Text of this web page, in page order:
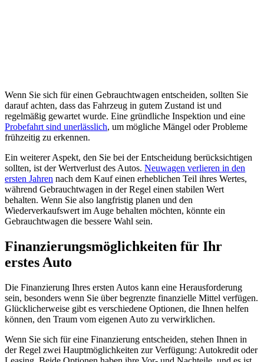
Wenn Sie sich für einen Gebrauchtwagen entscheiden, sollten Sie
darauf achten, dass das Fahrzeug in gutem Zustand ist und
regelmäßig gewartet wurde. Eine gründliche Inspektion und eine
Probefahrt sind unerlässlich, um mögliche Mängel oder Probleme
frühzeitig zu erkennen.
Ein weiterer Aspekt, den Sie bei der Entscheidung berücksichtigen
sollten, ist der Wertverlust des Autos. Neuwagen verlieren in den
ersten Jahren nach dem Kauf einen erheblichen Teil ihres Wertes,
während Gebrauchtwagen in der Regel einen stabilen Wert
behalten. Wenn Sie also langfristig planen und den
Wiederverkaufswert im Auge behalten möchten, könnte ein
Gebrauchtwagen die bessere Wahl sein.
Finanzierungsmöglichkeiten für Ihr
erstes Auto
Die Finanzierung Ihres ersten Autos kann eine Herausforderung
sein, besonders wenn Sie über begrenzte finanzielle Mittel verfügen.
Glücklicherweise gibt es verschiedene Optionen, die Ihnen helfen
können, den Traum vom eigenen Auto zu verwirklichen.
Wenn Sie sich für eine Finanzierung entscheiden, stehen Ihnen in
der Regel zwei Hauptmöglichkeiten zur Verfügung: Autokredit oder